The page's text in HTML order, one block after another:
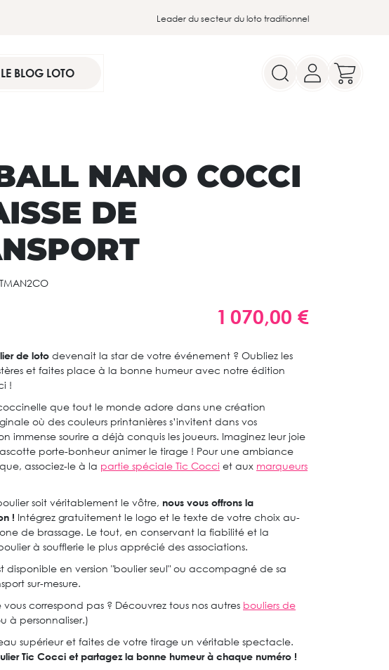
Leader du secteur du loto traditionnel
LE BLOG LOTO
NANO COCCI
DE
1 070,00 €
de loto devenait la star de votre événement ? Oubliez les
et faites place à la bonne humeur avec notre édition
!
que tout le monde adore dans une création
où des couleurs printanières s’invitent dans vos
immense sourire a déjà conquis les joueurs. Imaginez leur joie
porte-bonheur animer le tirage ! Pour une ambiance
associez-le à la partie spéciale Tic Cocci et aux marqueurs
soit véritablement le vôtre, nous vous offrons la
! Intégrez gratuitement le logo et le texte de votre choix au-
de brassage. Le tout, en conservant la fiabilité et la
à soufflerie le plus apprécié des associations.
disponible en version "boulier seul" ou accompagné de sa
sur-mesure.
vous correspond pas ? Découvrez tous nos autres bouliers de
à personnaliser.)
supérieur et faites de votre tirage un véritable spectacle.
Tic Cocci et partagez la bonne humeur à chaque numéro !